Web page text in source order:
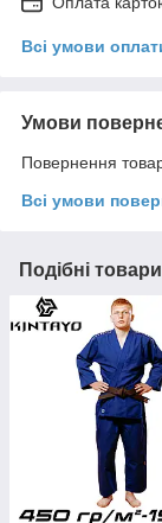
Всі умови
Умови
Повернення
Всі умови
Подібні